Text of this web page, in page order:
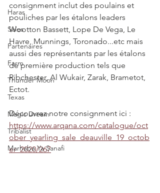
Haras
Sales
Partenaires
Farm
Thunder Moon
Texas
Magic Dream
Tribalist
Marhaba Ya Sanafi
consignment inclut des poulains et
pouliches par les étalons leaders
Wootton Bassett, Lope De Vega, Le
Havre, Munnings, Toronado...etc mais
aussi des représentants par les étalons
de première production tels que
Ribchester, Al Wukair, Zarak, Brametot,
Ectot.
Découvrez notre consignment ici :
https://www.arqana.com/catalogue/oct
ober_yearling_sale_deauville_19_octob
er_2020/267